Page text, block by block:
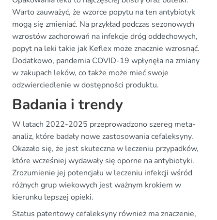
Warto zauważyć, że wzorce popytu na ten antybiotyk
mogą się zmieniać. Na przykład podczas sezonowych
wzrostów zachorowań na infekcje dróg oddechowych,
popyt na leki takie jak Keflex może znacznie wzrosnąć.
Dodatkowo, pandemia COVID-19 wpłynęła na zmiany
w zakupach leków, co także może mieć swoje
odzwierciedlenie w dostępności produktu.
Badania i trendy
W latach 2022-2025 przeprowadzono szereg meta-
analiz, które badały nowe zastosowania cefaleksyny.
Okazało się, że jest skuteczna w leczeniu przypadków,
które wcześniej wydawały się oporne na antybiotyki.
Zrozumienie jej potencjału w leczeniu infekcji wśród
różnych grup wiekowych jest ważnym krokiem w
kierunku lepszej opieki.
Status patentowy cefaleksyny również ma znaczenie,